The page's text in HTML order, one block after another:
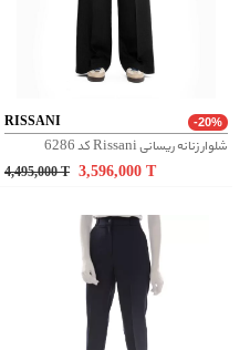
RISSANI -20%
شلوار زنانه ریسانی Rissani کد 6286
4,495,000 T 3,596,000